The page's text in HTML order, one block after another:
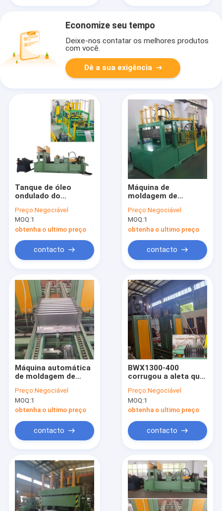
Produtos
Vídeos
Economize seu tempo
Deixe-nos contatar os melhores produtos
com você.
Dê a sua exigência
Tanque de óleo
ondulado do
faz a transformador
da máquina tanque
ondulado
Preço:Negociável
MOQ:1
obtenha o ultimo preço
contacto
Máquina de
moldagem de
onduladas de tanque
de óleo
transformador
Preço:Negociável
MOQ:1
obtenha o ultimo preço
contacto
Máquina automática
de moldagem de
onduladas de
soldadura TIG 3 - 4
barbatanas/min
Preço:Negociável
MOQ:1
obtenha o ultimo preço
contacto
BWX1300-400
corrugou a aleta que
com largura 300 -
1300mm da aleta
Preço:Negociável
MOQ:1
obtenha o ultimo preço
contacto